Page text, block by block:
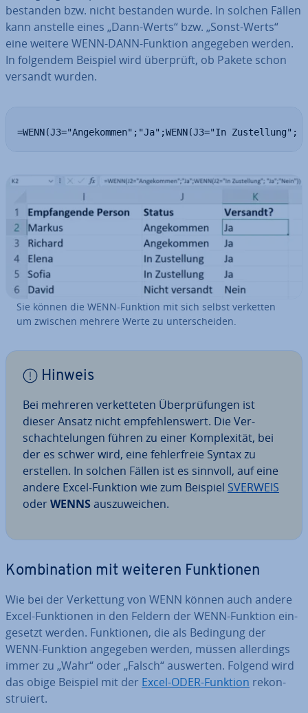
bestanden bzw. nicht bestanden wurde. In solchen Fällen
kann anstelle eines „Dann-Werts“ bzw. „Sonst-Werts“
eine weitere WENN-DANN-Funktion angegeben werden.
In folgendem Beispiel wird überprüft, ob Pakete schon
versandt wurden.
=WENN(J3="Angekommen";"Ja";WENN(J3="In
Sie können die WENN-Funktion mit sich selbst verketten
um zwischen mehrere Werte zu un­ter­schei­den.
Hinweis
Bei mehreren ver­ket­te­ten Über­prü­fun­gen ist
dieser Ansatz nicht emp­feh­lens­wert. Die Ver­
schach­te­lun­gen führen zu einer Kom­ple­xi­tät, bei
der es schwer wird, eine feh­ler­freie Syntax zu
erstellen. In solchen Fällen ist es sinnvoll, auf eine
andere Excel-Funktion wie zum Beispiel SVERWEIS
oderWENNS aus­zu­wei­chen.
Kom­bi­na­ti­on mit weiteren Funk­tio­nen
Wie bei der Ver­ket­tung von WENN können auch andere
Excel-Funk­tio­nen in den Feldern der WENN-Funktion ein­
ge­setzt werden. Funk­tio­nen, die als Bedingung der
WENN-Funktion angegeben werden, müssen al­ler­dings
immer zu „Wahr“ oder „Falsch“ auswerten. Folgend wird
das obige Beispiel mit der Excel-ODER-Funktion re­kon­
stru­iert.